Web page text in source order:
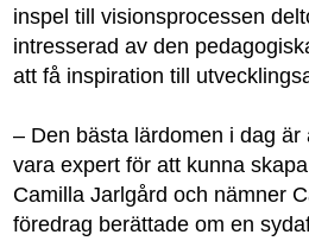
inspel till visionsprocessen
intresserad av den
att få inspiration till
– Den bästa lärdomen i dag
vara expert för att kunna
Camilla Jarlgård och nämner
föredrag berättade om en